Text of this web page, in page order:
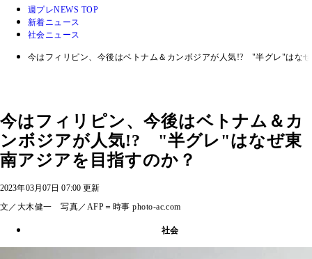
週プレNEWS TOP
新着ニュース
社会ニュース
今はフィリピン、今後はベトナム＆カンボジアが人気!? "半グレ"はな
今はフィリピン、今後はベトナム＆カ
ンボジアが人気!? "半グレ"はなぜ東
南アジアを目指すのか？
2023年03月07日 07:00 更新
文／大木健一 写真／AFP＝時事 photo-ac.com
社会